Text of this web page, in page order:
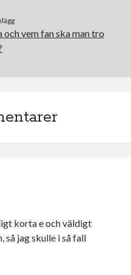
vem fan ska man tro
korta e och väldigt
jag skulle i så fall